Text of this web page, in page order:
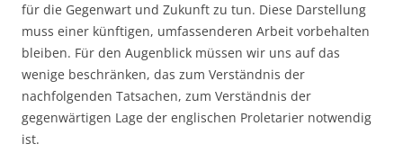
für die Gegenwart und Zukunft zu tun. Diese Darstellung
muss einer künftigen, umfassenderen Arbeit vorbehalten
bleiben. Für den Augenblick müssen wir uns auf das
wenige beschränken, das zum Verständnis der
nachfolgenden Tatsachen, zum Verständnis der
gegenwärtigen Lage der englischen Proletarier notwendig
ist.